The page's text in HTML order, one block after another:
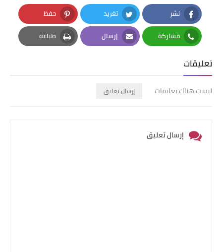
نشر
Facebook
تغريد
Twitter
حفظ
Pinterest
مشاركة
Whatsapp
إرسال
Email
طباعة
Print
تعليقات
ليست هناك تعليقات إرسال تعليق
إرسال تعليق